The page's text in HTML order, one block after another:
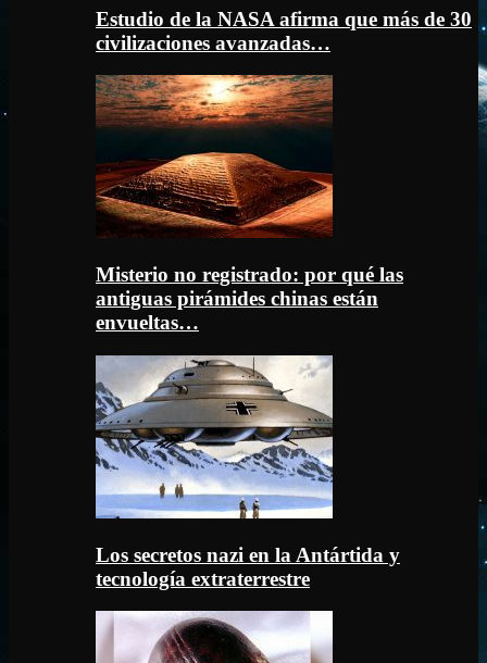
Estudio de la NASA afirma que más de 30
civilizaciones avanzadas…
Misterio no registrado: por qué las
antiguas pirámides chinas están
envueltas…
Los secretos nazi en la Antártida y
tecnología extraterrestre